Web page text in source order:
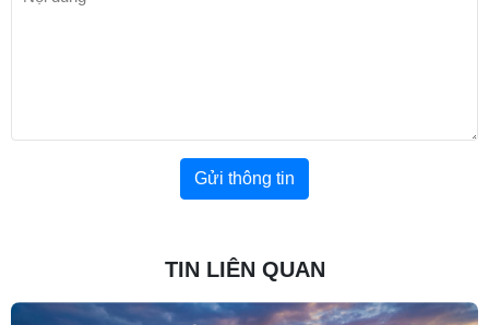
Gửi thông tin
TIN LIÊN QUAN